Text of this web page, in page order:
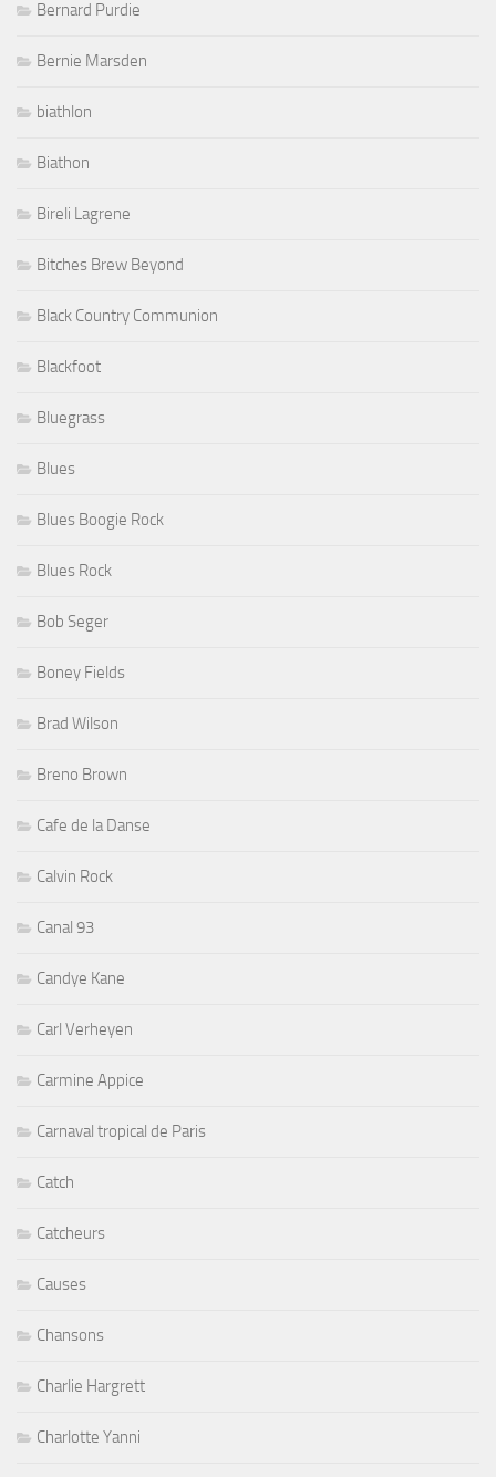
Bernard Purdie
Bernie Marsden
biathlon
Biathon
Bireli Lagrene
Bitches Brew Beyond
Black Country Communion
Blackfoot
Bluegrass
Blues
Blues Boogie Rock
Blues Rock
Bob Seger
Boney Fields
Brad Wilson
Breno Brown
Cafe de la Danse
Calvin Rock
Canal 93
Candye Kane
Carl Verheyen
Carmine Appice
Carnaval tropical de Paris
Catch
Catcheurs
Causes
Chansons
Charlie Hargrett
Charlotte Yanni